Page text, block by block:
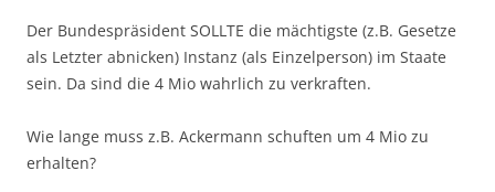
Der Bundespräsident SOLLTE die mächtigste (z.B. Gesetze
als Letzter abnicken) Instanz (als Einzelperson) im Staate
sein. Da sind die 4 Mio wahrlich zu verkraften.
Wie lange muss z.B. Ackermann schuften um 4 Mio zu
erhalten?